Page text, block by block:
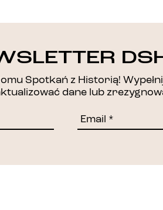
Spotkań z Historią!
dane lub